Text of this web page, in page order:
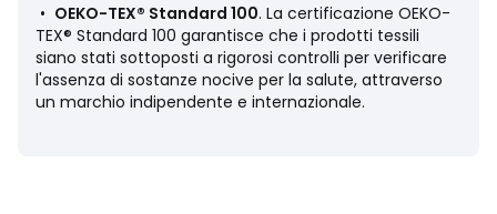
passanti. Dimensione dei passanti: 10 (altezza) x 5
(larghezza) cm
• Fondo orlato
Manutenzione
• OEKO-TEX® Standard 100. La certificazione OEKO-
TEX® Standard 100 garantisce che i prodotti tessili
siano stati sottoposti a rigorosi controlli per verificare
l'assenza di sostanze nocive per la salute, attraverso
un marchio indipendente e internazionale.